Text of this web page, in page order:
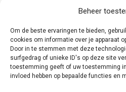
Beheer
Om de beste ervaringen te bieden,
cookies om informatie over je apparaat
Door in te stemmen met deze
surfgedrag of unieke ID's op deze site
toestemming geeft of uw toestemming
invloed hebben op bepaalde functies en
[/one_third_last] [clear]
Twello die in bezit zijn van het
manier bent u verzekerd van
werk![/content-highlight]